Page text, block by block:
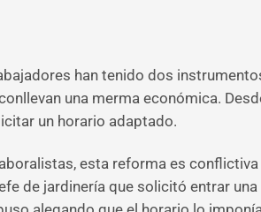
han tenido dos
una merma económica.
un horario adaptado.
esta reforma es
de jardinería que solicitó entrar